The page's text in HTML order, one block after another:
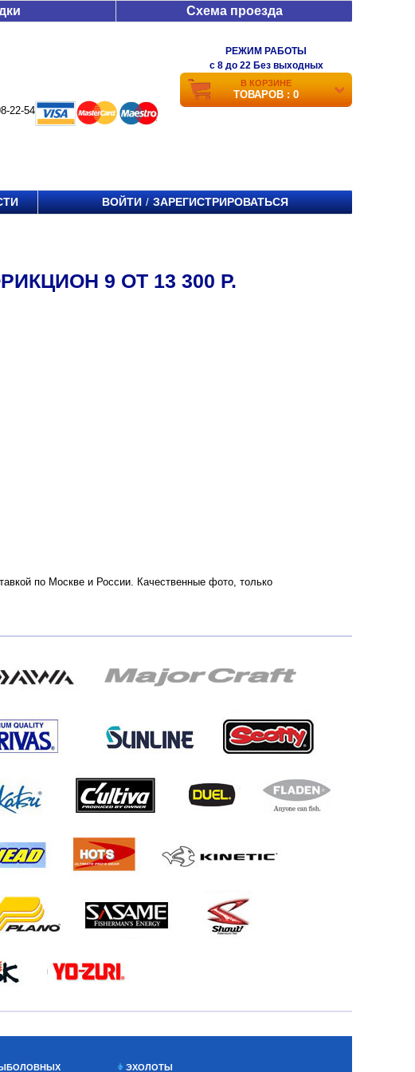
Схема проезда
22-54
РЕЖИМ РАБОТЫ
c 8 до 22 Без выходных
В КОРЗИНЕ
ТОВАРОВ : 0
ВОЙТИ / ЗАРЕГИСТРИРОВАТЬСЯ
9 ОТ 13 300 Р.
по Москве и России. Качественные фото, только
ЭХОЛОТЫ